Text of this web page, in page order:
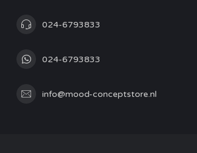
024-6793833
024-6793833
info@mood-conceptstore.nl